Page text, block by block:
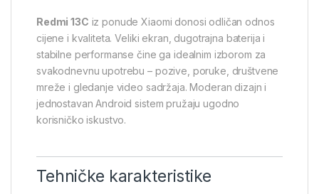
Redmi 13C iz ponudeXiaomi donosi odličan odnos
cijene i kvaliteta. Veliki ekran, dugotrajna baterija i
stabilne performanse čine ga idealnim izborom za
svakodnevnu upotrebu – pozive, poruke, društvene
mreže i gledanje video sadržaja. Moderan dizajn i
jednostavan Android sistem pružaju ugodno
korisničko iskustvo.
Tehničke karakteristike